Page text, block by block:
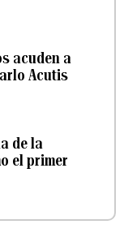
acuden a
Acutis
de la
el primer